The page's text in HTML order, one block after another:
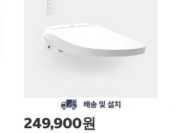
249,900원